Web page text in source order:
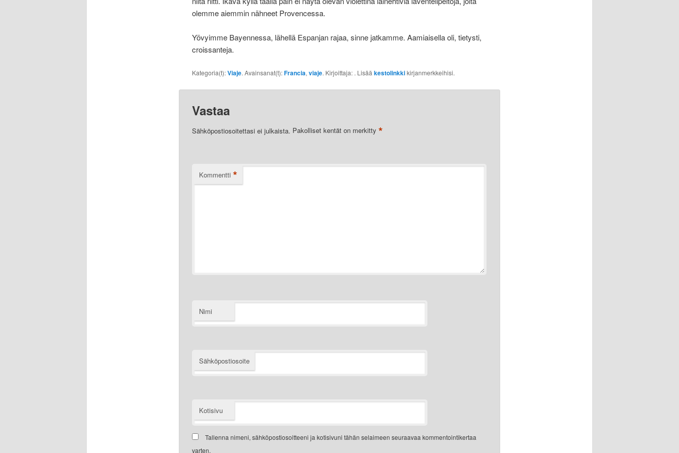
olemme aiemmin nähneet Provencessa.
Yövyimme Bayennessa, lähellä Espanjan rajaa, sinne jatkamme. Aamiaisella oli, tietysti,
croissanteja.
Kategoria(t):Viaje. Avainsanat(t):Francia, viaje. Kirjoittaja: . Lisää kestolinkkikirjanmerkkeihisi.
Vastaa
Sähköpostiosoitettasi ei julkaista. Pakolliset kentät on merkitty *
Kommentti *
Nimi
Sähköpostiosoite
Kotisivu
Tallenna nimeni, sähköpostiosoitteeni ja kotisivuni tähän selaimeen seuraavaa kommentointikertaa
varten.